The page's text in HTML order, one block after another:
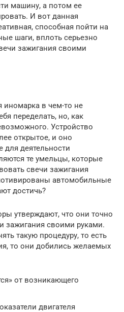
машину, а потом ее
И вот данная
способная пойти на
шаги, вплоть серьезно
зажигания своими
иномарка в чем-то не
переделать, но, как
Устройство
открытое, и оно
для деятельности
те умельцы, которые
свечи зажигания
автомобильные
достичь?
утверждают, что они точно
зажигания своими руками.
такую процедуру, то есть
то они добились желаемых
от возникающего
двигателя